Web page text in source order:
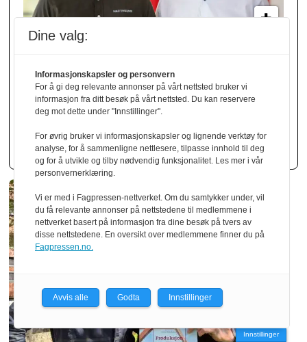
Martinsons vil ta
større markeds­
andeler i Norge
Innstillinger
Dine valg:
Informasjonskapsler og personvern
For å gi deg relevante annonser på vårt nettsted bruker vi
informasjon fra ditt besøk på vårt nettsted. Du kan reservere
deg mot dette under "Innstillinger".
For øvrig bruker vi informasjonskapsler og lignende verktøy for
analyse, for å sammenligne nettlesere, tilpasse innhold til deg
og for å utvikle og tilby nødvendig funksjonalitet. Les mer i vår
personvernerklæring.
Vi er med i Fagpressen-nettverket. Om du samtykker under, vil
du få relevante annonser på nettstedene til medlemmene i
nettverket basert på informasjon fra dine besøk på tvers av
disse nettstedene. En oversikt over medlemmene finner du på
Fagpressen.no.
Avvis alle Godta Innstillinger